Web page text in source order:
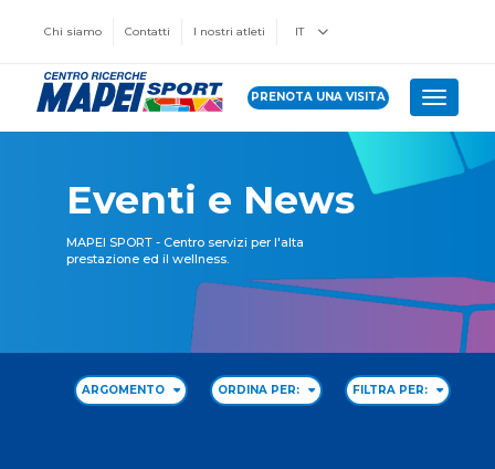
Chi siamo Contatti I nostri atleti IT
PRENOTA UNA VISITA Toggle
Eventi e News
MAPEI SPORT - Centro servizi per l'alta
prestazione ed il wellness.
ARGOMENTO ORDINA PER: FILTRA PER: